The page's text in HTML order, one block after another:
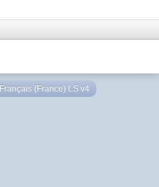
Français (France) LS v4